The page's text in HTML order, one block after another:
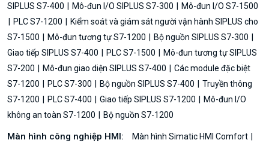
SIPLUS S7-400
Mô-đun I/O SIPLUS S7-300
Mô-đun I/O S7-1500
PLC S7-1200
Kiểm soát và giám sát người vận hành SIPLUS cho
S7-1500
Mô-đun tương tự S7-1200
Bộ nguồn SIPLUS S7-300
Giao tiếp SIPLUS S7-400
PLC S7-1500
Mô-đun tương tự SIPLUS
S7-200
Mô-đun giao diện SIPLUS S7-400
Các module đặc biệt
S7-1200
PLC S7-300 Bộ nguồn SIPLUS S7-400
Truyền thông
S7-1200
PLC S7-400 Giao tiếp SIPLUS S7-1200
Mô-đun I/O
không an toàn S7-1200
Bộ nguồn S7-1200
Màn hình công nghiệp HMI:
Màn hình Simatic HMI Comfort